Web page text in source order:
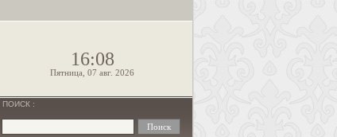
16:08
Пятница, 07 авг. 2026
ПОИСК :